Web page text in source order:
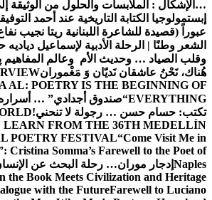
…الإشكال : الملابسات والحلول من الوثيقة
إبستمولوجيا الكتابة التاريخية عند أحمد التوفيق
عبوراً (قصيدة للشاعرة اللبنانية ريتا نجيب
الشعر وطنًا | الرحلة الأدبية لإسماعيل دياديه
وقلب الصياد … وحديث الأم وعالم المفاهيم
هُناك، نَحْنُ عاشقان نَديّان وَ مَغْموران
AL: POETRY IS THE BEGINNING OF
EVERYTHING“صندوق أجدادي” …
تكتب: حسام حسن … رجولة لا تنحني!
LEARN FROM THE 36TH MEDELLÍN
POETRY FESTIVAL“Come Visit Me in
Cristina Somma’s Farewell to the Poet of
Naples إدجار موران… رحلة البحث عن
the Book Meets Civilization and Heritage
with the FutureFarewell to Luciano